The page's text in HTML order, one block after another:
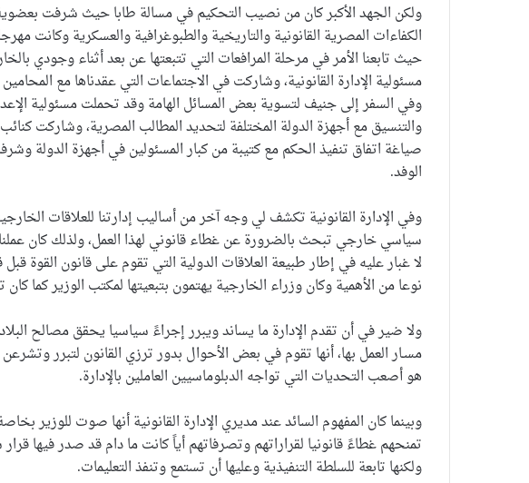
ولكن الجهد الأكبر كان من نصيب التحكيم في مسالة طابا حيث شرفت
الكفاءات المصرية القانونية والتاريخية والطبوغرافية والعسكرية وكانت
حيث تابعنا الأمر في مرحلة المرافعات التي تتبعتها عن بعد أثناء وجودي
مسئولية الإدارة القانونية، وشاركت في الاجتماعات التي عقدناها مع
وفي السفر إلى جنيف لتسوية بعض المسائل الهامة وقد تحملت مسئولية
والتنسيق مع أجهزة الدولة المختلفة لتحديد المطالب المصرية، وشاركت
صياغة اتفاق تنفيذ الحكم مع كتيبة من كبار المسئولين في أجهزة الدولة
الوفد.
وفي الإدارة القانونية تكشف لي وجه آخر من أساليب إدارتنا للعلاقات
سياسي خارجي تبحث بالضرورة عن غطاء قانوني لهذا العمل، ولذلك كان
لا غبار عليه في إطار طبيعة العلاقات الدولية التي تقوم على قانون القوة
نوعا من الأهمية وكان وزراء الخارجية يهتمون بتبعيتها لمكتب الوزير كما
ولا ضير في أن تقدم الإدارة ما يساند ويبرر إجراءً سياسيا يحقق مصالح
مسـار العمل بها، أنها تقوم في بعض الأحوال بدور ترزي القانون لتبرر
هو أصعب التحديات التي تواجه الدبلوماسيين العاملين بالإدارة.
وبينما كان المفهوم السائد عند مديري الإدارة القانونية أنها صوت للوزير
تمنحهم غطاءً قانونيا لقراراتهم وتصرفاتهم أياً كانت ما دام قد صدر فيها
ولكنها تابعة للسلطة التنفيذية وعليها أن تستمع وتنفذ التعليمات.